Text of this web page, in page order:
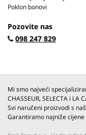
Poklon bonovi
Pozovite nas
098 247 829
Mi smo najveći
CHASSEUR, SELECTA i LA
Svi naručeni proizvodi s
Garantiramo najniže